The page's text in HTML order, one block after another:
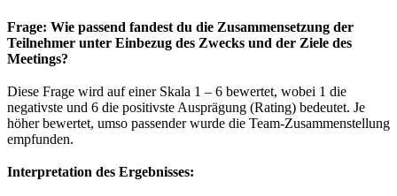
Frage: Wie passend fandest du die Zusammensetzung der
Teilnehmer unter Einbezug des Zwecks und der Ziele des
Meetings?
Diese Frage wird auf einer Skala 1 – 6 bewertet, wobei 1 die
negativste und 6 die positivste Ausprägung (Rating) bedeutet. Je
höher bewertet, umso passender wurde die Team-Zusammenstellung
empfunden.
Interpretation des Ergebnisses: